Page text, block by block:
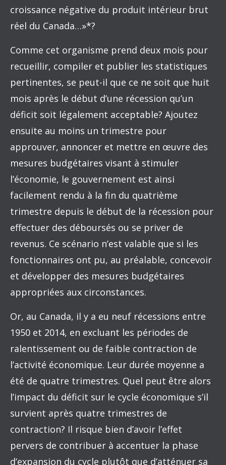
croissance négative du produit intérieur brut
réel du Canada…»*?
Comme cet organisme prend deux mois pour
recueillir, compiler et publier les statistiques
pertinentes, se peut-il que ce ne soit que huit
mois après le début d’une récession qu’un
déficit soit légalement acceptable? Ajoutez
ensuite au moins un trimestre pour
approuver, annoncer et mettre en œuvre des
mesures budgétaires visant à stimuler
l’économie, le gouvernement est ainsi
facilement rendu à la fin du quatrième
trimestre depuis le début de la récession pour
effectuer des déboursés ou se priver de
revenus. Ce scénario n’est valable que si les
fonctionnaires ont pu, au préalable, concevoir
et développer des mesures budgétaires
appropriées aux circonstances.
Or, au Canada, il y a eu neuf récessions entre
1950 et 2014, en excluant les périodes de
ralentissement ou de faible contraction de
l’activité économique. Leur durée moyenne a
été de quatre trimestres. Quel peut être alors
l’impact du déficit sur le cycle économique s’il
survient après quatre trimestres de
contraction? Il risque bien d’avoir l’effet
pervers de contribuer à accentuer la phase
d’expansion du cycle plutôt que d’atténuer sa